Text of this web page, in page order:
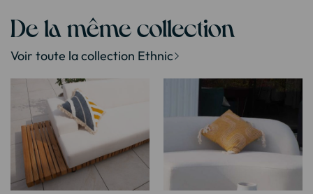
De la même collection
Voir toute la collection Ethnic